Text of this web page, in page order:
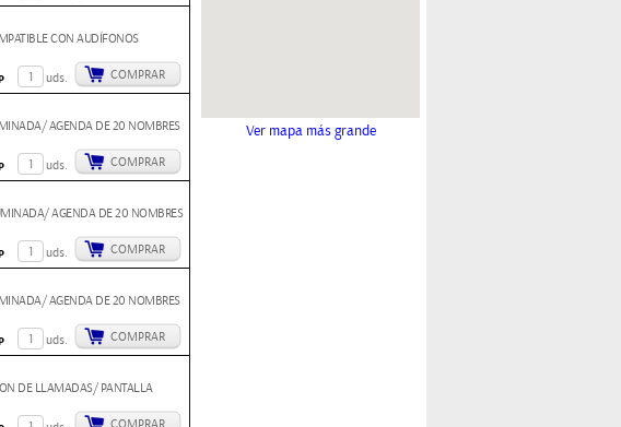
CON AUDÍFONOS
uds. COMPRAR
AGENDA DE 20 NOMBRES
uds. COMPRAR
AGENDA DE 20 NOMBRES
uds. COMPRAR
AGENDA DE 20 NOMBRES
uds. COMPRAR
DE LLAMADAS/ PANTALLA
Ver mapa más grande